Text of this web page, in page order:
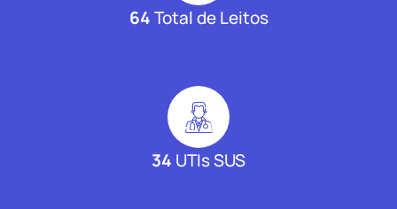
64Total de Leitos
34 UTIs SUS